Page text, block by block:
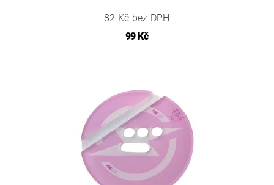
82 Kč bez DPH
99 Kč